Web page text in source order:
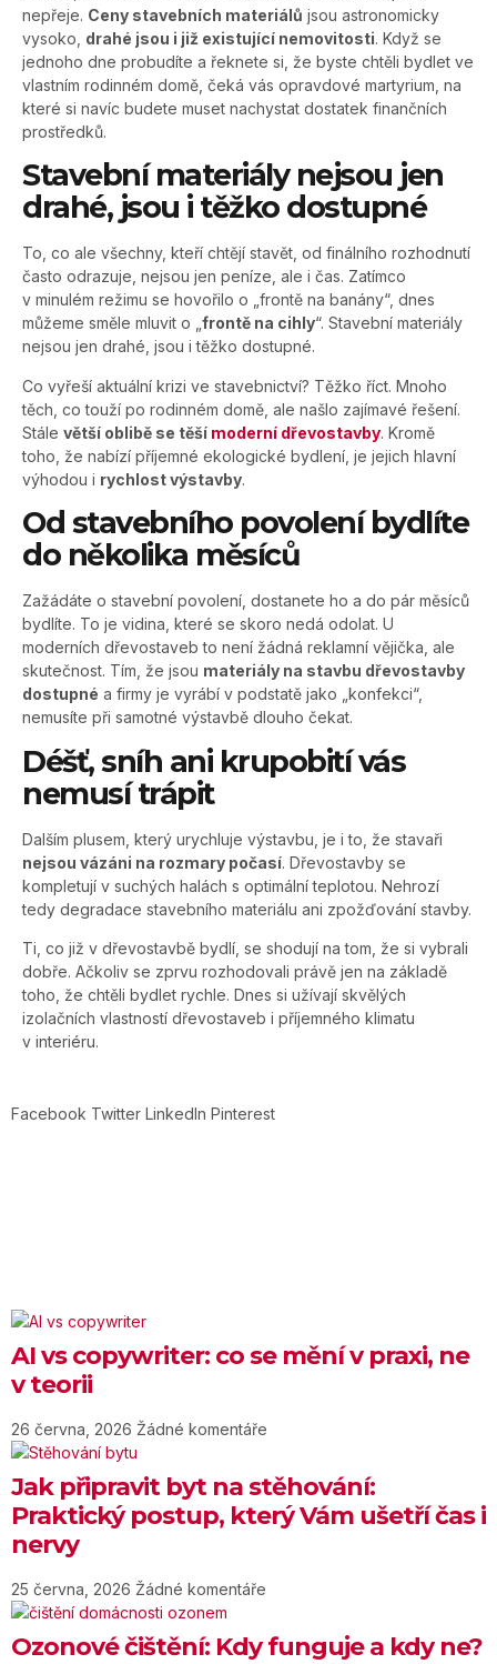
nepřeje. Ceny stavebních materiálů jsou astronomicky
vysoko, drahé jsou i již existující nemovitosti. Když se
jednoho dne probudíte a řeknete si, že byste chtěli bydlet ve
vlastním rodinném domě, čeká vás opravdové martyrium, na
které si navíc budete muset nachystat dostatek finančních
prostředků.
Stavební materiály nejsou jen
drahé, jsou i těžko dostupné
To, co ale všechny, kteří chtějí stavět, od finálního rozhodnutí
často odrazuje, nejsou jen peníze, ale i čas. Zatímco
v minulém režimu se hovořilo o „frontě na banány“, dnes
můžeme směle mluvit o „ frontě na cihly“. Stavební materiály
nejsou jen drahé, jsou i těžko dostupné.
Co vyřeší aktuální krizi ve stavebnictví? Těžko říct. Mnoho
těch, co touží po rodinném domě, ale našlo zajímavé řešení.
Stále větší oblibě se těší moderní dřevostavby. Kromě
toho, že nabízí příjemné ekologické bydlení, je jejich hlavní
výhodou i rychlost výstavby.
Od stavebního povolení bydlíte
do několika měsíců
Zažádáte o stavební povolení, dostanete ho a do pár měsíců
bydlíte. To je vidina, které se skoro nedá odolat. U
moderních dřevostaveb to není žádná reklamní vějička, ale
skutečnost. Tím, že jsou materiály na stavbu dřevostavby
dostupné a firmy je vyrábí v podstatě jako „konfekci“,
nemusíte při samotné výstavbě dlouho čekat.
Déšť, sníh ani krupobití vás
nemusí trápit
Dalším plusem, který urychluje výstavbu, je i to, že stavaři
nejsou vázáni na rozmary počasí. Dřevostavby se
kompletují v suchých halách s optimální teplotou. Nehrozí
tedy degradace stavebního materiálu ani zpožďování stavby.
Ti, co již v dřevostavbě bydlí, se shodují na tom, že si vybrali
dobře. Ačkoliv se zprvu rozhodovali právě jen na základě
toho, že chtěli bydlet rychle. Dnes si užívají skvělých
izolačních vlastností dřevostaveb i příjemného klimatu
v interiéru.
Facebook Twitter LinkedIn Pinterest
AI vs copywriter: co se mění v praxi, ne
v teorii
26 června, 2026 Žádné komentáře
Jak připravit byt na stěhování:
Praktický postup, který Vám ušetří čas i
nervy
25 června, 2026 Žádné komentáře
Ozonové čištění: Kdy funguje a kdy ne?